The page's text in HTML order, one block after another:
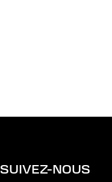
SUIVEZ-NOUS